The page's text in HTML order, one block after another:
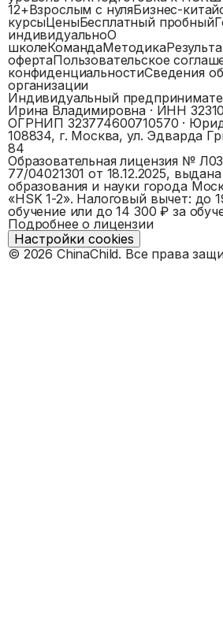
12+Взрослым с нуляБизнес-
курсыЦеныБесплатный пробный
индивидуальноО
школеКомандаМетодика
офертаПользовательское
конфиденциальностиСведения
организации
Индивидуальный
Ирина Владимировна· ИНН
ОГРНИП 323774600710570 ·
108834, г. Москва, ул. Эдварда
84
Образовательная лицензия №
77/04021301 от 18.12.2025, выдана
образования и науки города
«HSK 1-2». Налоговый вычет: до
обучение или до 14 300 ₽ за
Подробнее о лицензии
Настройки cookies
© 2026 ChinaChild. Все права